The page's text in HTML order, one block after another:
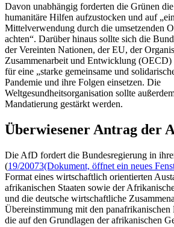
Davon unabhängig forderten die Grünen
humanitäre Hilfen aufzustocken und auf
Mittelverwendung durch die umsetzenden
achten“. Darüber hinaus sollte sich die
der Vereinten Nationen, der EU, der
Zusammenarbeit und Entwicklung (OECD)
für eine „starke gemeinsame und
Pandemie und ihre Folgen einsetzen. Die
Weltgesundheitsorganisation sollte
Mandatierung gestärkt werden.
Überwiesener Antrag der
Die AfD fordert die Bundesregierung in
(19/20073(Dokument, öffnet ein neues
Format eines wirtschaftlich orientierten
afrikanischen Staaten sowie der
und die deutsche wirtschaftliche
Übereinstimmung mit den
die auf den Grundlagen der afrikanischen